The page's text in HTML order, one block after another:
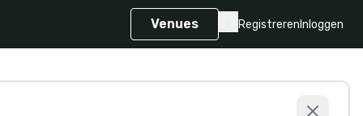
Venues Registreren Inloggen